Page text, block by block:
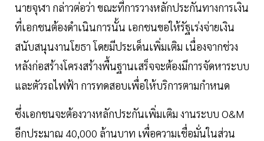
นายจุฬา กล่าวต่อว่า ขณะที่การวางหลักประกันทางการเงิน
ที่เอกชนต้องดำเนินการนั้น เอกชนขอให้รัฐเร่งจ่ายเงิน
สนับสนุนงานโยธา โดยมีประเด็นเพิ่มเติม เนื่องจากช่วง
หลังก่อสร้างโครงสร้างพื้นฐานเสร็จจะต้องมีการจัดหาระบบ
และตัวรถไฟฟ้า การทดสอบเพื่อให้บริการตามกำหนด
ซึ่งเอกชนจะต้องวางหลักประกันเพิ่มเติม งานระบบ O&M
อีกประมาณ 40,000 ล้านบาท เพื่อความเชื่อมั่นในส่วน